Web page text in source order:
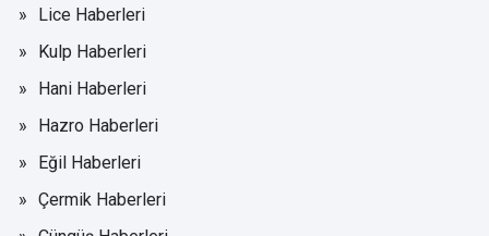
Lice Haberleri
Kulp Haberleri
Hani Haberleri
Hazro Haberleri
Eğil Haberleri
Çermik Haberleri